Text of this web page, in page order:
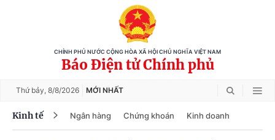
CHÍNH PHỦ NƯỚC CỘNG HÒA XÃ HỘI CHỦ NGHĨA VIỆT NAM
Báo Điện tử Chính phủ
Thứ bảy, 8/8/2026 MỚI NHẤT
Kinh tế Ngân hàng Chứng khoán Kinh doanh